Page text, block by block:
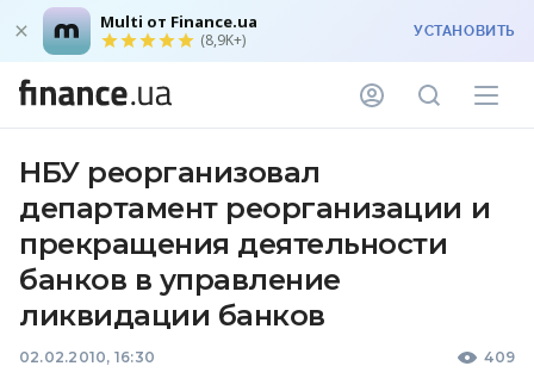
Multi от Finance.ua
(8,9K+) УСТАНОВИТЬ
НБУ реорганизовал
департамент реорганизации и
прекращения деятельности
банков в управление
ликвидации банков
02.02.2010, 16:30 409